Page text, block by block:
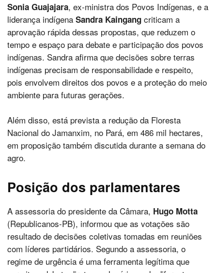
Sonia Guajajara, ex-ministra dos Povos Indígenas, e a
liderança indígena Sandra Kaingang criticam a
aprovação rápida dessas propostas, que reduzem o
tempo e espaço para debate e participação dos povos
indígenas. Sandra afirma que decisões sobre terras
indígenas precisam de responsabilidade e respeito,
pois envolvem direitos dos povos e a proteção do meio
ambiente para futuras gerações.
Além disso, está prevista a redução da Floresta
Nacional do Jamanxim, no Pará, em 486 mil hectares,
em proposição também discutida durante a semana do
agro.
Posição dos parlamentares
A assessoria do presidente da Câmara, Hugo Motta
(Republicanos-PB), informou que as votações são
resultado de decisões coletivas tomadas em reuniões
com líderes partidários. Segundo a assessoria, o
regime de urgência é uma ferramenta legítima que